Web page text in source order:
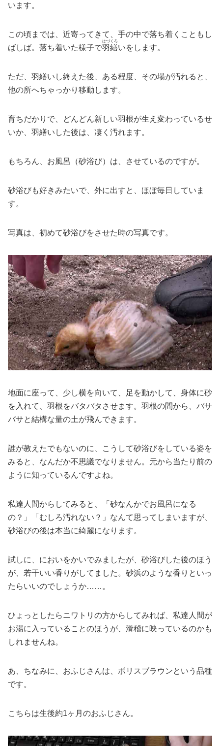
います。
この頃までは、近寄ってきて、手の中で落ち着くこともし
ばしば。落ち着いた様子で羽繕
はづくろ
いをします。
ただ、羽繕いし終えた後、ある程度、その場が汚れると、
他の所へちゃっかり移動します。
育ちだかりで、どんどん新しい羽根が生え変わっているせ
いか、羽繕いした後は、凄く汚れます。
もちろん、お風呂（砂浴び）は、させているのですが。
砂浴びも好きみたいで、外に出すと、ほぼ毎日していま
す。
写真は、初めて砂浴びをさせた時の写真です。
地面に座って、少し横を向いて、足を動かして、身体に砂
を入れて、羽根をバタバタさせます。羽根の間から、バサ
バサと結構な量の土が飛んできます。
誰が教えたでもないのに、こうして砂浴びをしている姿を
みると、なんだか不思議でなりません。元から当たり前の
ように知っているんですよね。
私達人間からしてみると、「砂なんかでお風呂になる
の？」「むしろ汚れない？」なんて思ってしまいますが、
砂浴びの後は本当に綺麗になります。
試しに、においをかいでみましたが、砂浴びした後のほう
が、若干いい香りがしてました。砂浜のような香りといっ
たらいいのでしょうか……。
ひょっとしたらニワトリの方からしてみれば、私達人間が
お湯に入っていることのほうが、滑稽に映っているのかも
しれませんね。
あ、ちなみに、おふじさんは、ボリスブラウンという品種
です。
こちらは生後約1ヶ月のおふじさん。